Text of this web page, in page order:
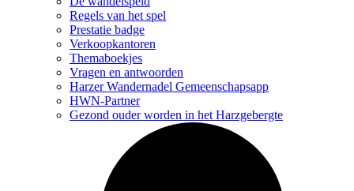
Regels van het spel
Prestatie badge
Verkoopkantoren
Themaboekjes
Vragen en antwoorden
Harzer Wandernadel Gemeenschapsapp
HWN-Partner
Gezond ouder worden in het Harzgebergte